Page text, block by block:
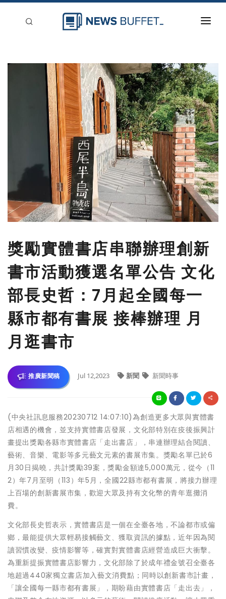
新聞稿分類
獎勵實體書店串聯辦理創新
書市活動獲選名單公告 文化
部長史哲：7月起全國每一
縣市都有書展 接棒辦理 月
月逛書市
推廣新聞稿 Jul 12,2023 新聞 新聞時事
(中央社訊息服務20230712 14:07:10)為創造更多大眾與實體書
店相遇的機會，並支持實體書店發展，文化部特別在疫後振興計
畫提出獎勵各縣市實體書店「走出書店」，串連辦理結合閱讀、
藝術、音樂、電影等多元藝文元素的書展市集。獎勵名單已於6
月30日揭曉，共計獎勵39案，獎勵金額達5,000萬元，從今（11
2）年7月至明（113）年5月，全國22縣市都有書展，將接力辦理
上百場的創新書展市集，歡迎大眾及持有文化幣的青年逛攤消
費。
文化部長史哲表示，實體書店是一個在全臺各地，不論都市或偏
鄉，最能提供大眾輕易接觸藝文、獲取資訊的據點，近年因為閱
讀習慣改變、疫情影響等，確實對實體書店經營造成巨大衝擊。
為重新提振實體書店影響力，文化部除了於成年禮金號召全臺各
地超過440家獨立書店加入藝文消費點；同時以創新書市計畫，
「讓全國每一縣市都有書展」，期盼藉由實體書店「走出去」，